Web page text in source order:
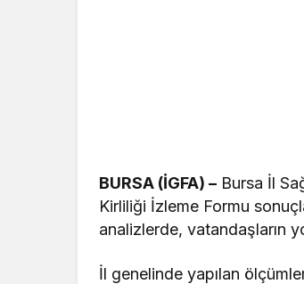
BURSA (İGFA) – Bursa İl
Kirliliği İzleme Formu
analizlerde, vatandaşların
İl genelinde yapılan